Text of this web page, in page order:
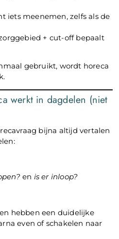
iets meenemen, zelfs als de
+ cut-off bepaalt
gebruikt, wordt horeca
werkt in dagdelen (niet
bijna altijd vertalen
en is er inloop?
hebben een duidelijke
even of schakelen naar